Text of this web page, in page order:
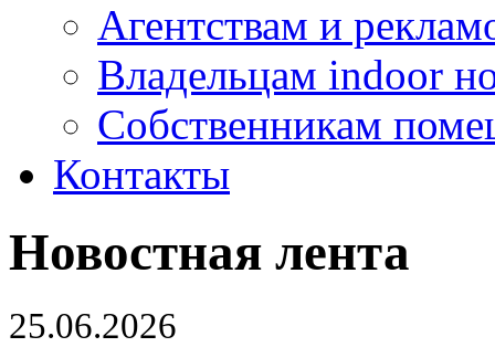
Агентствам и
Владельцам indoor
Собственникам
Контакты
Новостная лента
25.06.2026